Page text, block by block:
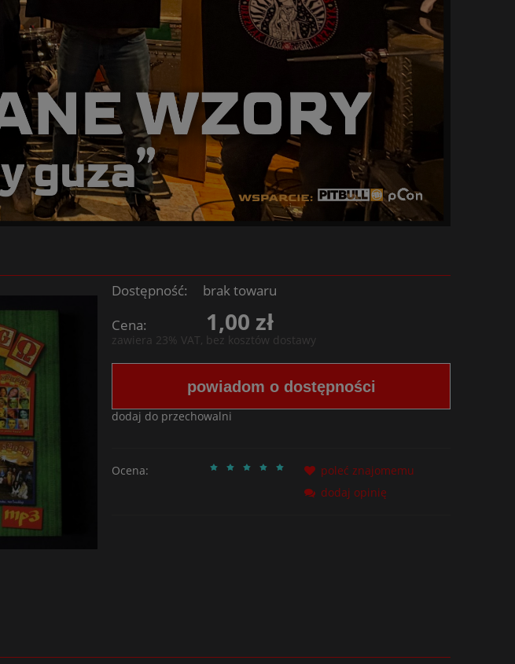
LUXTORPEDA-
Dostępność:
brak towaru
Cena:
1,00 zł
zawiera 23% VAT, bez kosztów dostawy
powiadom o dostępności
dodaj do przechowalni
Ocena:
poleć znajomemu
dodaj opinię